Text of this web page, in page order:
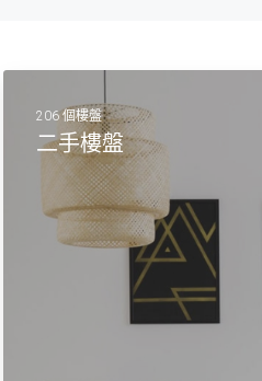
206 個樓盤
二手樓盤